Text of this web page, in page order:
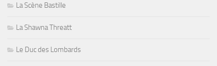
La Scène Bastille
La Shawna Threatt
Le Duc des Lombards